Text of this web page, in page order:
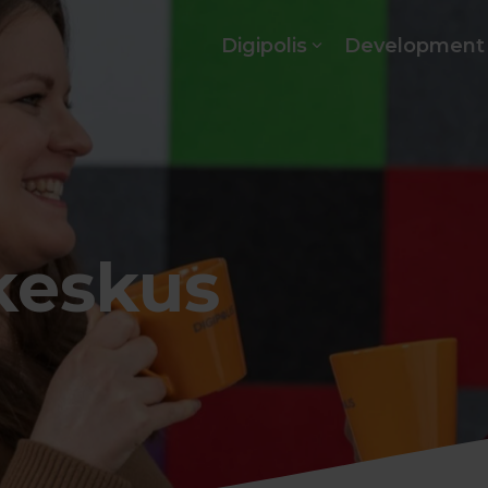
Digipolis Development